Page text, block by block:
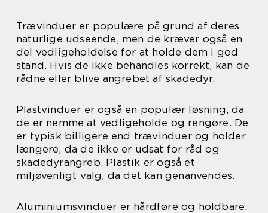
Trævinduer er populære på grund af deres
naturlige udseende, men de kræver også en
del vedligeholdelse for at holde dem i god
stand. Hvis de ikke behandles korrekt, kan de
rådne eller blive angrebet af skadedyr.
Plastvinduer er også en populær løsning, da
de er nemme at vedligeholde og rengøre. De
er typisk billigere end trævinduer og holder
længere, da de ikke er udsat for råd og
skadedyrangreb. Plastik er også et
miljøvenligt valg, da det kan genanvendes.
Aluminiumsvinduer er hårdføre og holdbare,